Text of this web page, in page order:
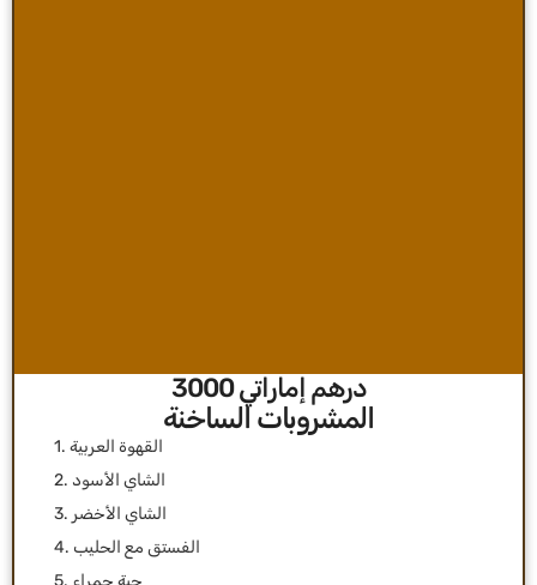
درهم إماراتي 3000
1. القهوة العربية
2. الشاي الأسود
3. الشاي الأخضر
4. الفستق مع الحليب